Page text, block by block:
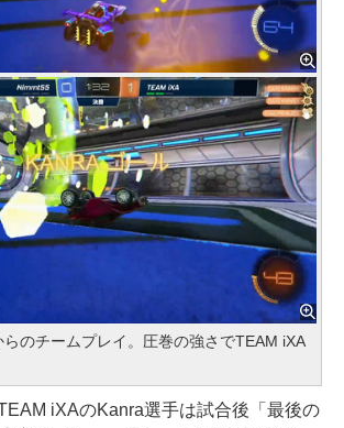
のチームプレイ。圧巻の強さでTEAM iXA
iXAのKanra選手は試合後「最後の